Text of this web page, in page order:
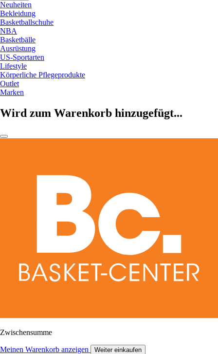
Neuheiten
Bekleidung
Basketballschuhe
NBA
Basketbälle
Ausrüstung
US-Sportarten
Lifestyle
Körperliche Pflegeprodukte
Outlet
Marken
Wird zum Warenkorb hinzugefügt...
Zwischensumme
Meinen Warenkorb anzeigen Weiter einkaufen